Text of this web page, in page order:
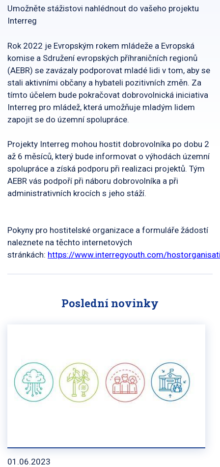
Umožněte stážistovi nahlédnout do vašeho projektu
Interreg
Rok 2022 je Evropským rokem mládeže a Evropská
komise a Sdružení evropských příhraničních regionů
(AEBR) se zavázaly podporovat mladé lidi v tom, aby se
stali aktivními občany a hybateli pozitivních změn. Za
tímto účelem bude pokračovat dobrovolnická iniciativa
Interreg pro mládež, která umožňuje mladým lidem
zapojit se do územní spolupráce.
Projekty Interreg mohou hostit dobrovolníka po dobu 2
až 6 měsíců, který bude informovat o výhodách územní
spolupráce a získá podporu při realizaci projektů. Tým
AEBR vás podpoří při náboru dobrovolníka a při
administrativních krocích s jeho stáží.
Pokyny pro hostitelské organizace a formuláře žádostí
naleznete na těchto internetových
stránkách: https://www.interregyouth.com/
Poslední novinky
01.06.2023